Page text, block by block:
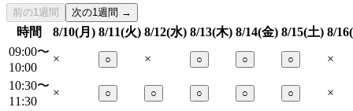
前の1週間 次の1週間 →
時間 8/10(月) 8/11(火) 8/12(水) 8/13(木) 8/14(金) 8/15(土) 8/
09:00〜
10:00
× ○ × ○ ○ ○
×
10:30〜
11:30
× ○ ○ ○ ○ ○
×